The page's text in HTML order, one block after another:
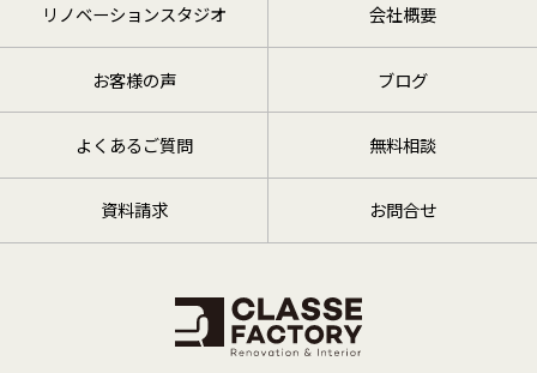
リノベーションスタジオ 会社概要
お客様の声 ブログ
よくあるご質問 無料相談
資料請求 お問合せ